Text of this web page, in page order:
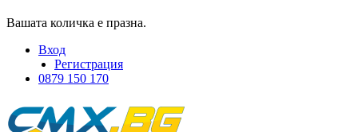
Вашата количка е празна.
Вход
Регистрация
0879 150 170